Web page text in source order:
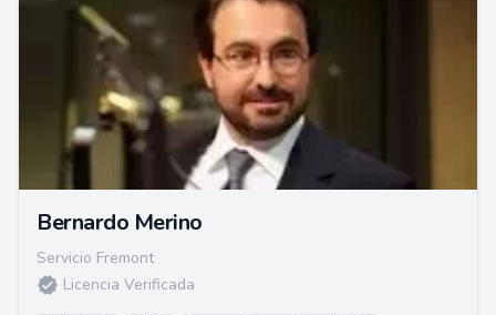
Bernardo Merino
Servicio Fremont
Licencia Verificada